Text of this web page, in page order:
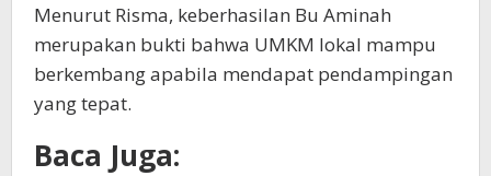
Menurut Risma, keberhasilan Bu Aminah
merupakan bukti bahwa UMKM lokal mampu
berkembang apabila mendapat pendampingan
yang tepat.
Baca Juga: